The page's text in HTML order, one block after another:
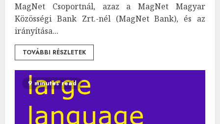
MagNet Csoportnál, azaz a MagNet Magyar
Közösségi Bank Zrt.-nél (MagNet Bank), és az
irányítása...
TOVÁBBI RÉSZLETEK
9 minutes read